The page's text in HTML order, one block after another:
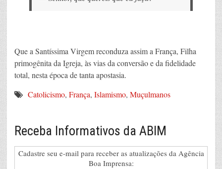
Que a Santíssima Virgem reconduza assim a França, Filha
primogênita da Igreja, às vias da conversão e da fidelidade
total, nesta época de tanta apostasia.
Catolicismo, França, Islamismo, Muçulmanos
Receba Informativos da ABIM
Cadastre seu e-mail para receber as atualizações da Agência
Boa Imprensa: